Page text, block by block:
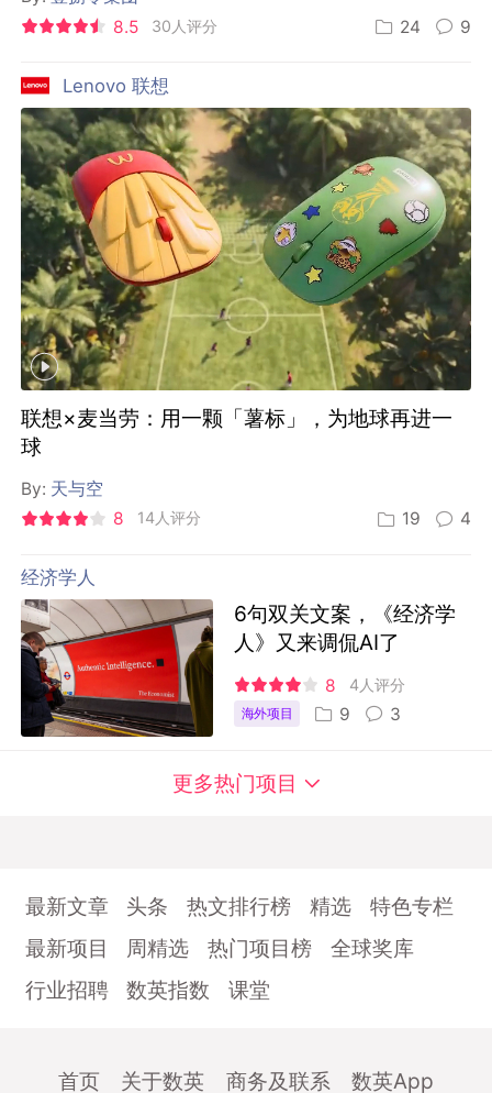
8.5
30人评分 24 9
Lenovo 联想
联想×麦当劳：用一颗「薯标」，为地球再进一
球
By: 天与空
8
14人评分 19 4
经济学人
6句双关文案，《经济学
人》又来调侃AI了
8 4人评分
海外项目 9 3
更多热门项目
最新文章 头条 热文排行榜 精选
特色专栏
最新项目
周精选 热门项目榜
全球奖库
行业招聘
数英指数 课堂
首页 关于数英 商务及联系 数英App